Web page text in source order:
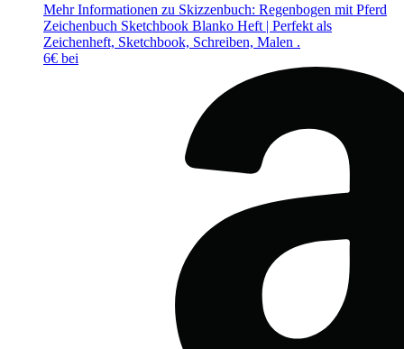
Mehr Informationen zu Skizzenbuch: Regenbogen mit Pferd
Zeichenbuch Sketchbook Blanko Heft | Perfekt als
Zeichenheft, Sketchbook, Schreiben, Malen .
6€ bei